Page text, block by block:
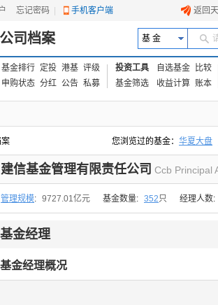
忘记密码 手机客户端 返回
司档案 基 金
基金排行 定投 港基 评级
申购状态 分红 公告 私募
投资工具 自选基金
比较
基金筛选
收益计算 账本
您浏览过的基金： 华夏大盘
易方达上证中盘ETF联接A
建信基金管理有限责任公司 Ccb Principal
管理规模: 9727.01亿元 基金数量: 352只 经理人数:
基金经理
基金经理概况